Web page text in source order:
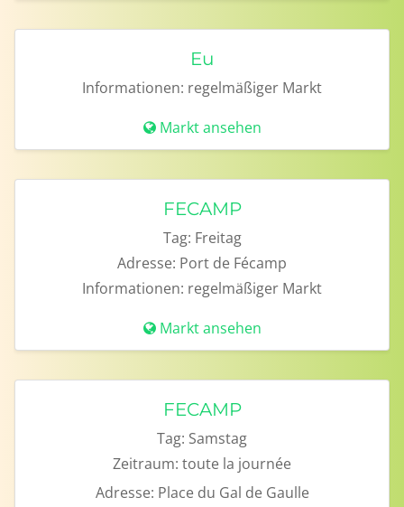
Eu
Informationen: regelmäßiger Markt
Markt ansehen
FECAMP
Tag: Freitag
Adresse: Port de Fécamp
Informationen: regelmäßiger Markt
Markt ansehen
FECAMP
Tag: Samstag
Zeitraum: toute la journée
Adresse: Place du Gal de Gaulle